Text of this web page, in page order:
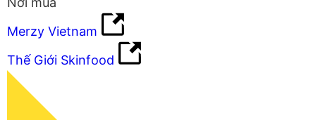
Merzy Vietnam
Thế Giới Skinfood